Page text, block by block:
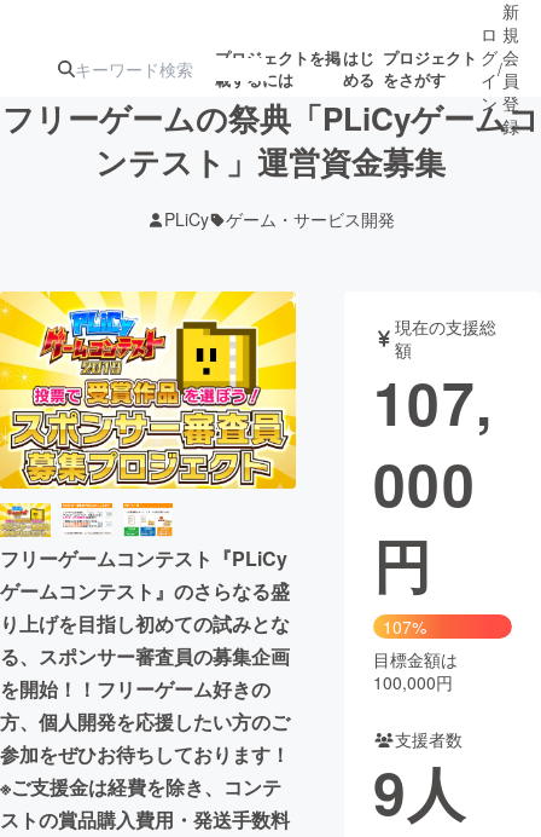
プロジェクトを掲
載するには
はじ
める
プロジェクト
をさがす
ジェクト
ロジェクト
アート・写真 音楽
テクノロジー・ガジェット ゲーム・サ
映像・映画
ビジネス・起業
まちづくり・地域活性化
CAMPFIRE for Social Good
CAMPFIRE Creation
CAMPFIREふるさと納税
コミュニティ
ロ
グ
イ
ン
/
新
規
会
員
登
録
フリーゲームの祭典「PLiCyゲームコ
ンテスト」運営資金募集
PLiCy ゲーム・サービス開発
フリーゲームコンテスト『PLiCy
ゲームコンテスト』のさらなる盛
り上げを目指し初めての試みとな
る、スポンサー審査員の募集企画
を開始！！フリーゲーム好きの
方、個人開発を応援したい方のご
参加をぜひお待ちしております！
※ご支援金は経費を除き、コンテ
ストの賞品購入費用・発送手数料
現在の支援総
額
107,
000
円
107%
目標金額は
100,000円
支援者数
9人